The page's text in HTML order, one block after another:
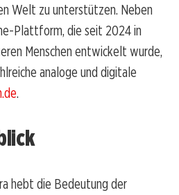
Welt zu unterstützen. Neben
Plattform, die seit 2024 in
Menschen entwickelt wurde,
analoge und digitale
.
hebt die Bedeutung der